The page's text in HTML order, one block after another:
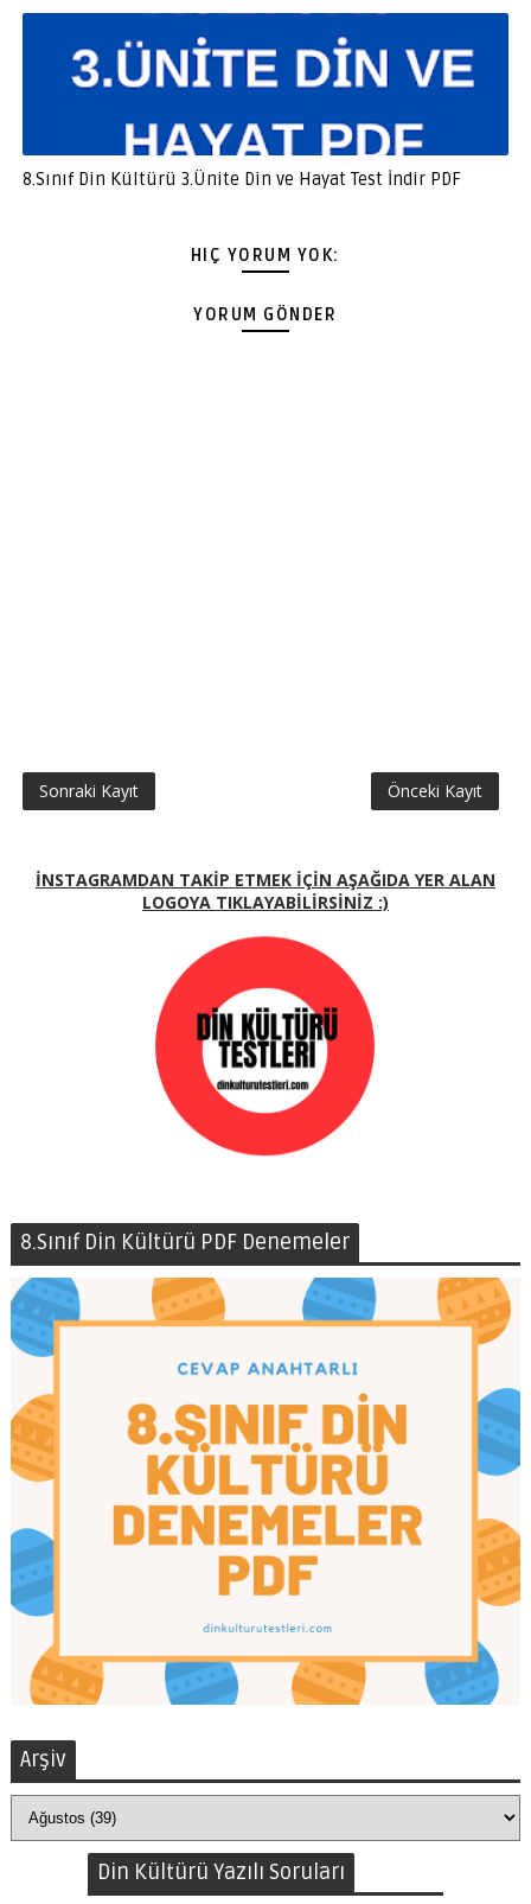
8.Sınıf Din Kültürü 3.Ünite Din ve Hayat Test İndir PDF
HIÇ YORUM YOK:
YORUM GÖNDER
Sonraki Kayıt Önceki Kayıt
İNSTAGRAMDAN TAKİP ETMEK İÇİN AŞAĞIDA YER ALAN
LOGOYA TIKLAYABİLİRSİNİZ :)
8.Sınıf Din Kültürü PDF Denemeler
Arşiv
Din Kültürü Yazılı Soruları